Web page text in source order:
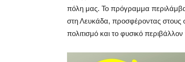
πόλη μας. Το πρόγραμμα
στη Λευκάδα, προσφέροντας στους
πολιτισμό και το φυσικό